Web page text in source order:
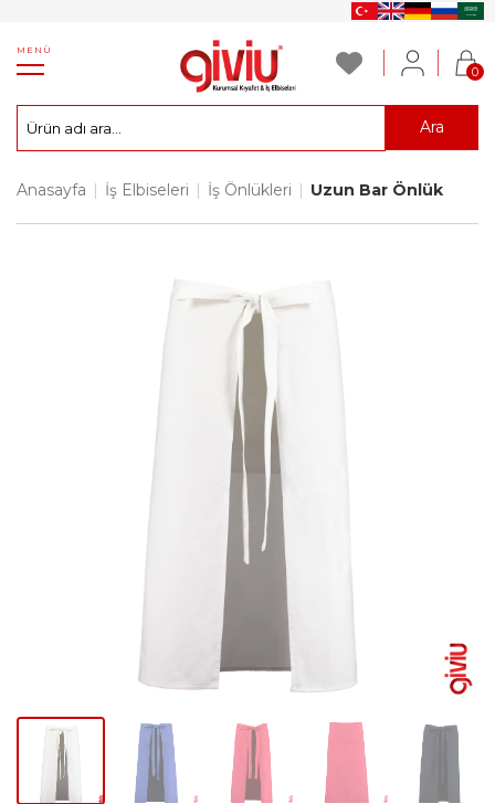
MENÜ
0
Ara
Anasayfa | İş Elbiseleri | İş Önlükleri | Uzun Bar Önlük